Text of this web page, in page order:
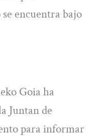
encuentra bajo
Goia ha
Juntan de
para informar